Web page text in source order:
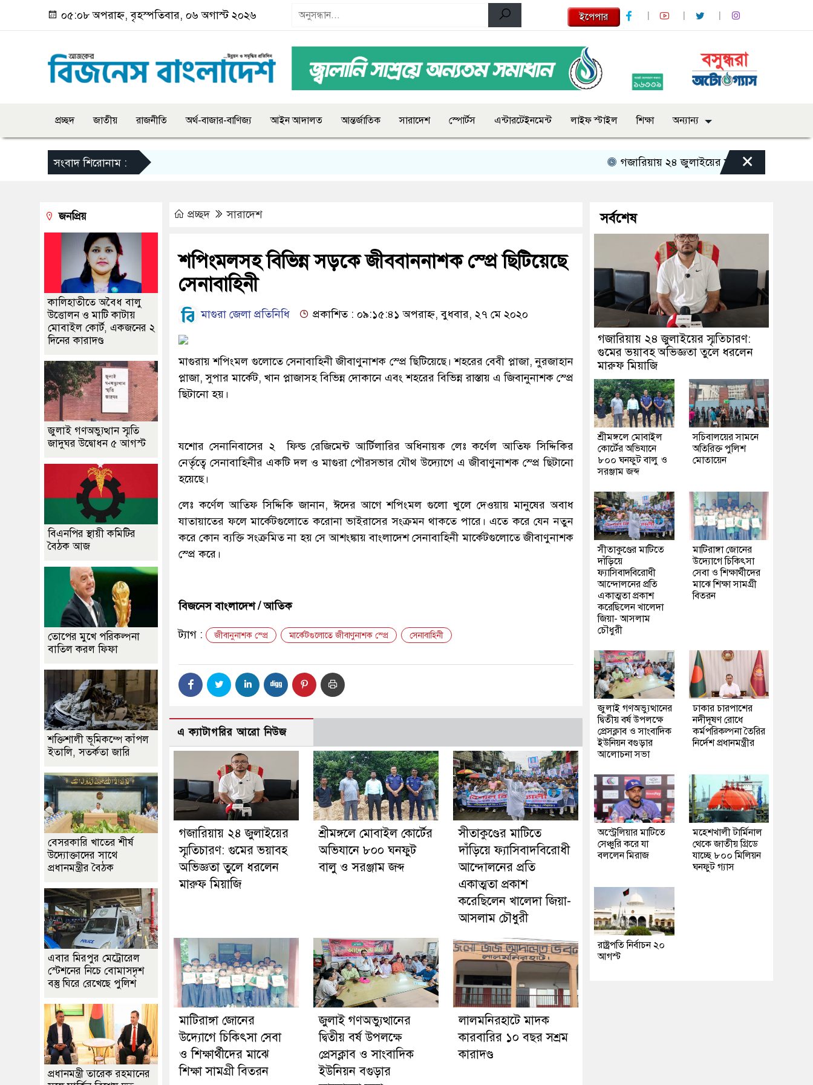
০৫:০৮ অপরাহ্ন, বৃহস্পতিবার, ০৬ অগাস্ট ২০২৬ ইপেপার
প্রচ্ছদ জাতীয় রাজনীতি অর্থ-বাজার-বাণিজ্য আইন আদালত আন্তর্জাতিক সারাদেশ স্পোর্টস এন্টারটেইনমেন্ট লাইফ স্টাইল শিক্ষা অন্যান্য
সংবাদ শিরোনাম : গজারিয়ায় ২৪ জুলাইয়ের স্মৃতিচারণ: গুমের ভয়াবহ
×
প্রচ্ছদ সারাদেশ
শপিংমলসহ বিভিন্ন সড়কে জীববাননাশক স্প্রে ছিটিয়েছে
সেনাবাহিনী
মাগুরা জেলা প্রতিনিধি প্রকাশিত : ০৯:১৫:৪১ অপরাহ্ন, বুধবার, ২৭ মে ২০২০
মাগুরায় শপিংমল গুলোতে সেনাবাহিনী জীবাণুনাশক স্প্রে ছিটিয়েছে। শহরের বেবী প্লাজা, নুরজাহান
প্লাজা, সুপার মার্কেট, খান প্লাজাসহ বিভিন্ন দোকানে এবং শহরের বিভিন্ন রাস্তায় এ জিবানুনাশক স্প্রে
ছিটানো হয়।
যশোর সেনানিবাসের ২ ফিল্ড রেজিমেন্ট আর্টিলারির অধিনায়ক লেঃ কর্ণেল আতিফ সিদ্দিকির
নের্তৃত্বে সেনাবাহিনীর একটি দল ও মাগুরা পৌরসভার যৌথ উদ্যোগে এ জীবাণুনাশক স্প্রে ছিটানো
হয়েছে।
লেঃ কর্ণেল আতিফ সিদ্দিকি জানান, ঈদের আগে শপিংমল গুলো খুলে দেওয়ায় মানুষের অবাধ
যাতায়াতের ফলে মার্কেটগুলোতে করোনা ভাইরাসের সংক্রমন থাকতে পারে। এতে করে যেন নতুন
করে কোন ব্যক্তি সংক্রমিত না হয় সে আশংঙ্কায় বাংলাদেশ সেনাবাহিনী মার্কেটগুলোতে জীবাণুনাশক
স্প্রে করে।
বিজনেস বাংলাদেশ / আতিক
ট্যাগ : জীবানুনাশক স্প্রে মার্কেটগুলোতে জীবাণুনাশক স্প্রে সেনাবাহিনী
এ ক্যাটাগরির আরো নিউজ
গজারিয়ায় ২৪ জুলাইয়ের
স্মৃতিচারণ: গুমের ভয়াবহ
অভিজ্ঞতা তুলে ধরলেন
মারুফ মিয়াজি
শ্রীমঙ্গলে মোবাইল কোর্টের
অভিযানে ৮০০ ঘনফুট
বালু ও সরঞ্জাম জব্দ
সীতাকুণ্ডের মাটিতে
দাঁড়িয়ে ফ্যাসিবাদবিরোধী
আন্দোলনের প্রতি
একাত্মতা প্রকাশ
করেছিলেন খালেদা জিয়া-
আসলাম চৌধুরী
মাটিরাঙ্গা জোনের
উদ্যোগে চিকিৎসা সেবা
ও শিক্ষার্থীদের মাঝে
শিক্ষা সামগ্রী বিতরন
জুলাই গণঅভ্যুত্থানের
দ্বিতীয় বর্ষ উপলক্ষে
প্রেসক্লাব ও সাংবাদিক
ইউনিয়ন বগুড়ার
লালমনিরহাটে মাদক
কারবারির ১০ বছর সশ্রম
কারাদণ্ড
জনপ্রিয়
কালিহাতীতে অবৈধ বালু
উত্তোলন ও মাটি কাটায়
মোবাইল কোর্ট, একজনের ২
দিনের কারাদণ্ড
জুলাই গণঅভ্যুত্থান স্মৃতি
জাদুঘর উদ্বোধন ৫ আগস্ট
বিএনপির স্থায়ী কমিটির
বৈঠক আজ
তোপের মুখে পরিকল্পনা
বাতিল করল ফিফা
শক্তিশালী ভূমিকম্পে কাঁপল
ইতালি, সতর্কতা জারি
বেসরকারি খাতের শীর্ষ
উদ্যোক্তাদের সাথে
প্রধানমন্ত্রীর বৈঠক
এবার মিরপুর মেট্রোরেল
স্টেশনের নিচে বোমাসদৃশ
বস্তু ঘিরে রেখেছে পুলিশ
প্রধানমন্ত্রী তারেক রহমানের
সর্বশেষ
গজারিয়ায় ২৪ জুলাইয়ের স্মৃতিচারণ:
গুমের ভয়াবহ অভিজ্ঞতা তুলে ধরলেন
মারুফ মিয়াজি
শ্রীমঙ্গলে মোবাইল
কোর্টের অভিযানে
৮০০ ঘনফুট বালু ও
সরঞ্জাম জব্দ
সচিবালয়ের সামনে
অতিরিক্ত পুলিশ
মোতায়েন
সীতাকুণ্ডের মাটিতে
দাঁড়িয়ে
ফ্যাসিবাদবিরোধী
আন্দোলনের প্রতি
একাত্মতা প্রকাশ
করেছিলেন খালেদা
জিয়া- আসলাম
চৌধুরী
মাটিরাঙ্গা জোনের
উদ্যোগে চিকিৎসা
সেবা ও শিক্ষার্থীদের
মাঝে শিক্ষা সামগ্রী
বিতরন
জুলাই গণঅভ্যুত্থানের
দ্বিতীয় বর্ষ উপলক্ষে
প্রেসক্লাব ও সাংবাদিক
ইউনিয়ন বগুড়ার
আলোচনা সভা
ঢাকার চারপাশের
নদীদূষণ রোধে
কর্মপরিকল্পনা তৈরির
নির্দেশ প্রধানমন্ত্রীর
অস্ট্রেলিয়ার মাটিতে
সেঞ্চুরি করে যা
বললেন মিরাজ
মহেশখালী টার্মিনাল
থেকে জাতীয় গ্রিডে
যাচ্ছে ৮০০ মিলিয়ন
ঘনফুট গ্যাস
রাষ্ট্রপতি নির্বাচন ২০
আগস্ট